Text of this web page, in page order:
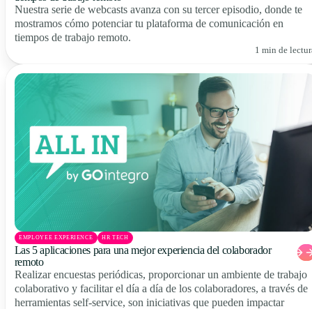
Nuestra serie de webcasts avanza con su tercer episodio, donde te
mostramos cómo potenciar tu plataforma de comunicación en
tiempos de trabajo remoto.
1 min de
EMPLOYEE EXPERIENCE HR TECH
Las 5 aplicaciones para una mejor experiencia del colaborador
remoto
Realizar encuestas periódicas, proporcionar un ambiente de trabajo
colaborativo y facilitar el día a día de los colaboradores, a través de
herramientas self-service, son iniciativas que pueden impactar